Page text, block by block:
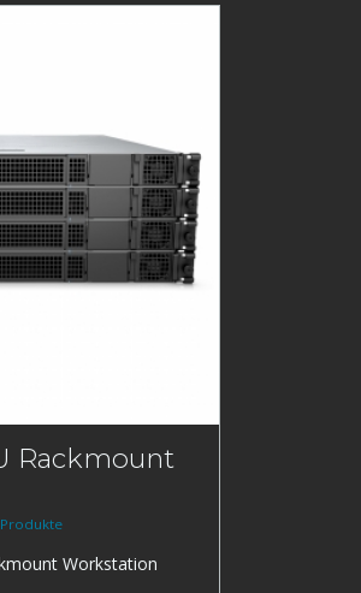
Rackmount
Produkte
Workstation